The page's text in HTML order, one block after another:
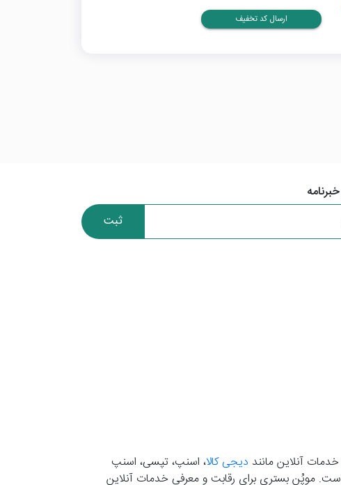
ارسال کد تخفیف
ثبت
آنلاین مانند دیجی کالا، اسنپ، تپسی، اسنپ
است. موپُن بستری برای رقابت و معرفی خدمات آنلاین